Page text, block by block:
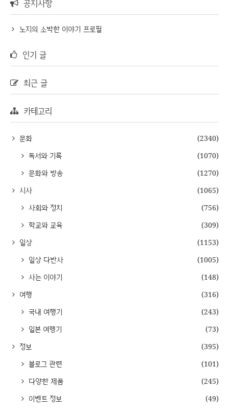
공지사항
노지의 소박한 이야기 프로필
인기 글
최근 글
카테고리
문화
(2340)
독서와 기록
(1070)
문화와 방송
(1270)
시사
(1065)
사회와 정치
(756)
학교와 교육
(309)
일상
(1153)
일상 다반사
(1005)
사는 이야기
(148)
여행
(316)
국내 여행기
(243)
일본 여행기
(73)
정보
(395)
블로그 관련
(101)
다양한 제품
(245)
이벤트 정보
(49)